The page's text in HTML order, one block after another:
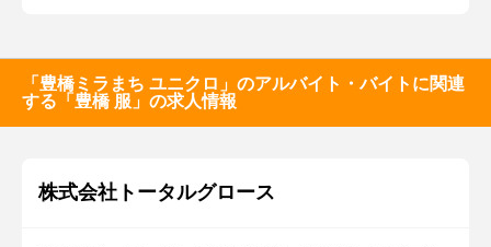
「豊橋ミラまち ユニクロ」のアルバイト・バイトに関連
する「豊橋 服」の求人情報
株式会社トータルグロース